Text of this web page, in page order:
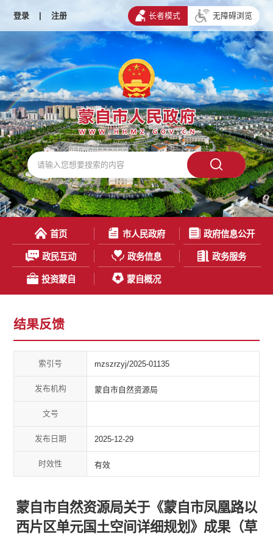
登录 | 注册 长者模式 无障碍浏览
首页 市人民政府 政府信息公开
政民互动 政务信息 政务服务
投资蒙自 蒙自概况
结果反馈
索引号 mzszrzyj/2025-01135
发布机构 蒙自市自然资源局
文号
发布日期 2025-12-29
时效性 有效
蒙自市自然资源局关于《蒙自市凤凰路以
西片区单元国土空间详细规划》成果（草